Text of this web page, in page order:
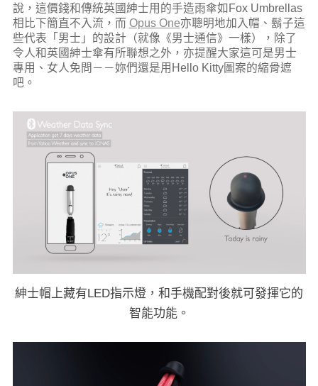
說，這價錢和傳統英國紳士用的手造雨傘如Fox Umbrellas
相比下簡直不入流，而 Opus One亦聰明地加入帽、鬍子這
些代表「男士」的設計（就像《男士通信》一樣），除了
令人和英國紳士傘有所聯想之外，亦提醒大家這可是男士
專用、女人免問－－妳們還是用Hello Kitty圖案的縮骨遮
吧。
紳士帽上藏有LED指示燈，和手機配對後就可發揮它的
智能功能。